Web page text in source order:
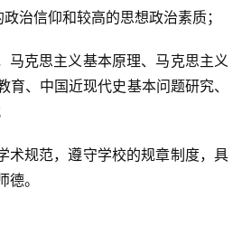
治信仰和较高的思想政治素质；
马克思主义基本原理、马克思主义
育、中国近现代史基本问题研究、
术规范，遵守学校的规章制度，具
。